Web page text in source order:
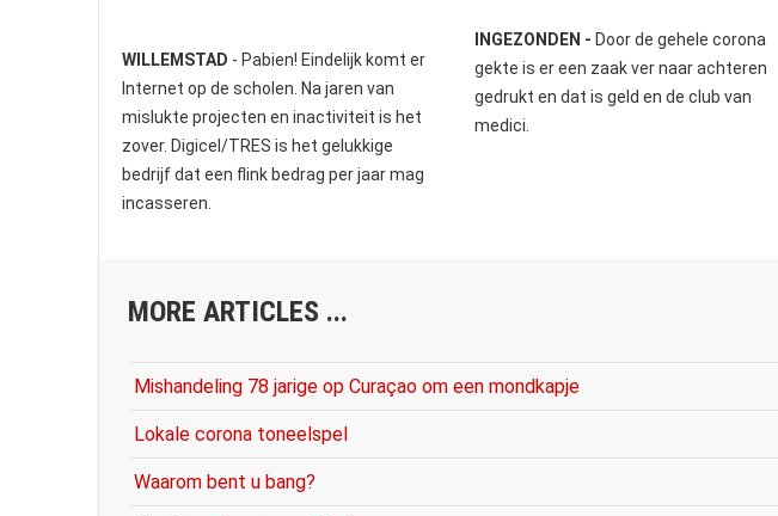
WILLEMSTAD - Pabien! Eindelijk komt er
Internet op de scholen. Na jaren van
mislukte projecten en inactiviteit is het
zover. Digicel/TRES is het gelukkige
bedrijf dat een flink bedrag per jaar mag
incasseren.
INGEZONDEN - Door de gehele corona
gekte is er een zaak ver naar achteren
gedrukt en dat is geld en de club van
medici.
MORE ARTICLES ...
Mishandeling 78 jarige op Curaçao om een mondkapje
Lokale corona toneelspel
Waarom bent u bang?